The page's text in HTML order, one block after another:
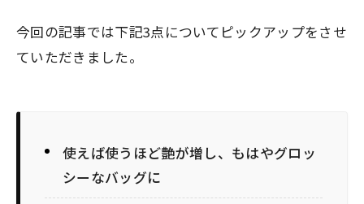
今回の記事では下記3点についてピックアップをさせ
ていただきました。
使えば使うほど艶が増し、もはやグロッ
シーなバッグに